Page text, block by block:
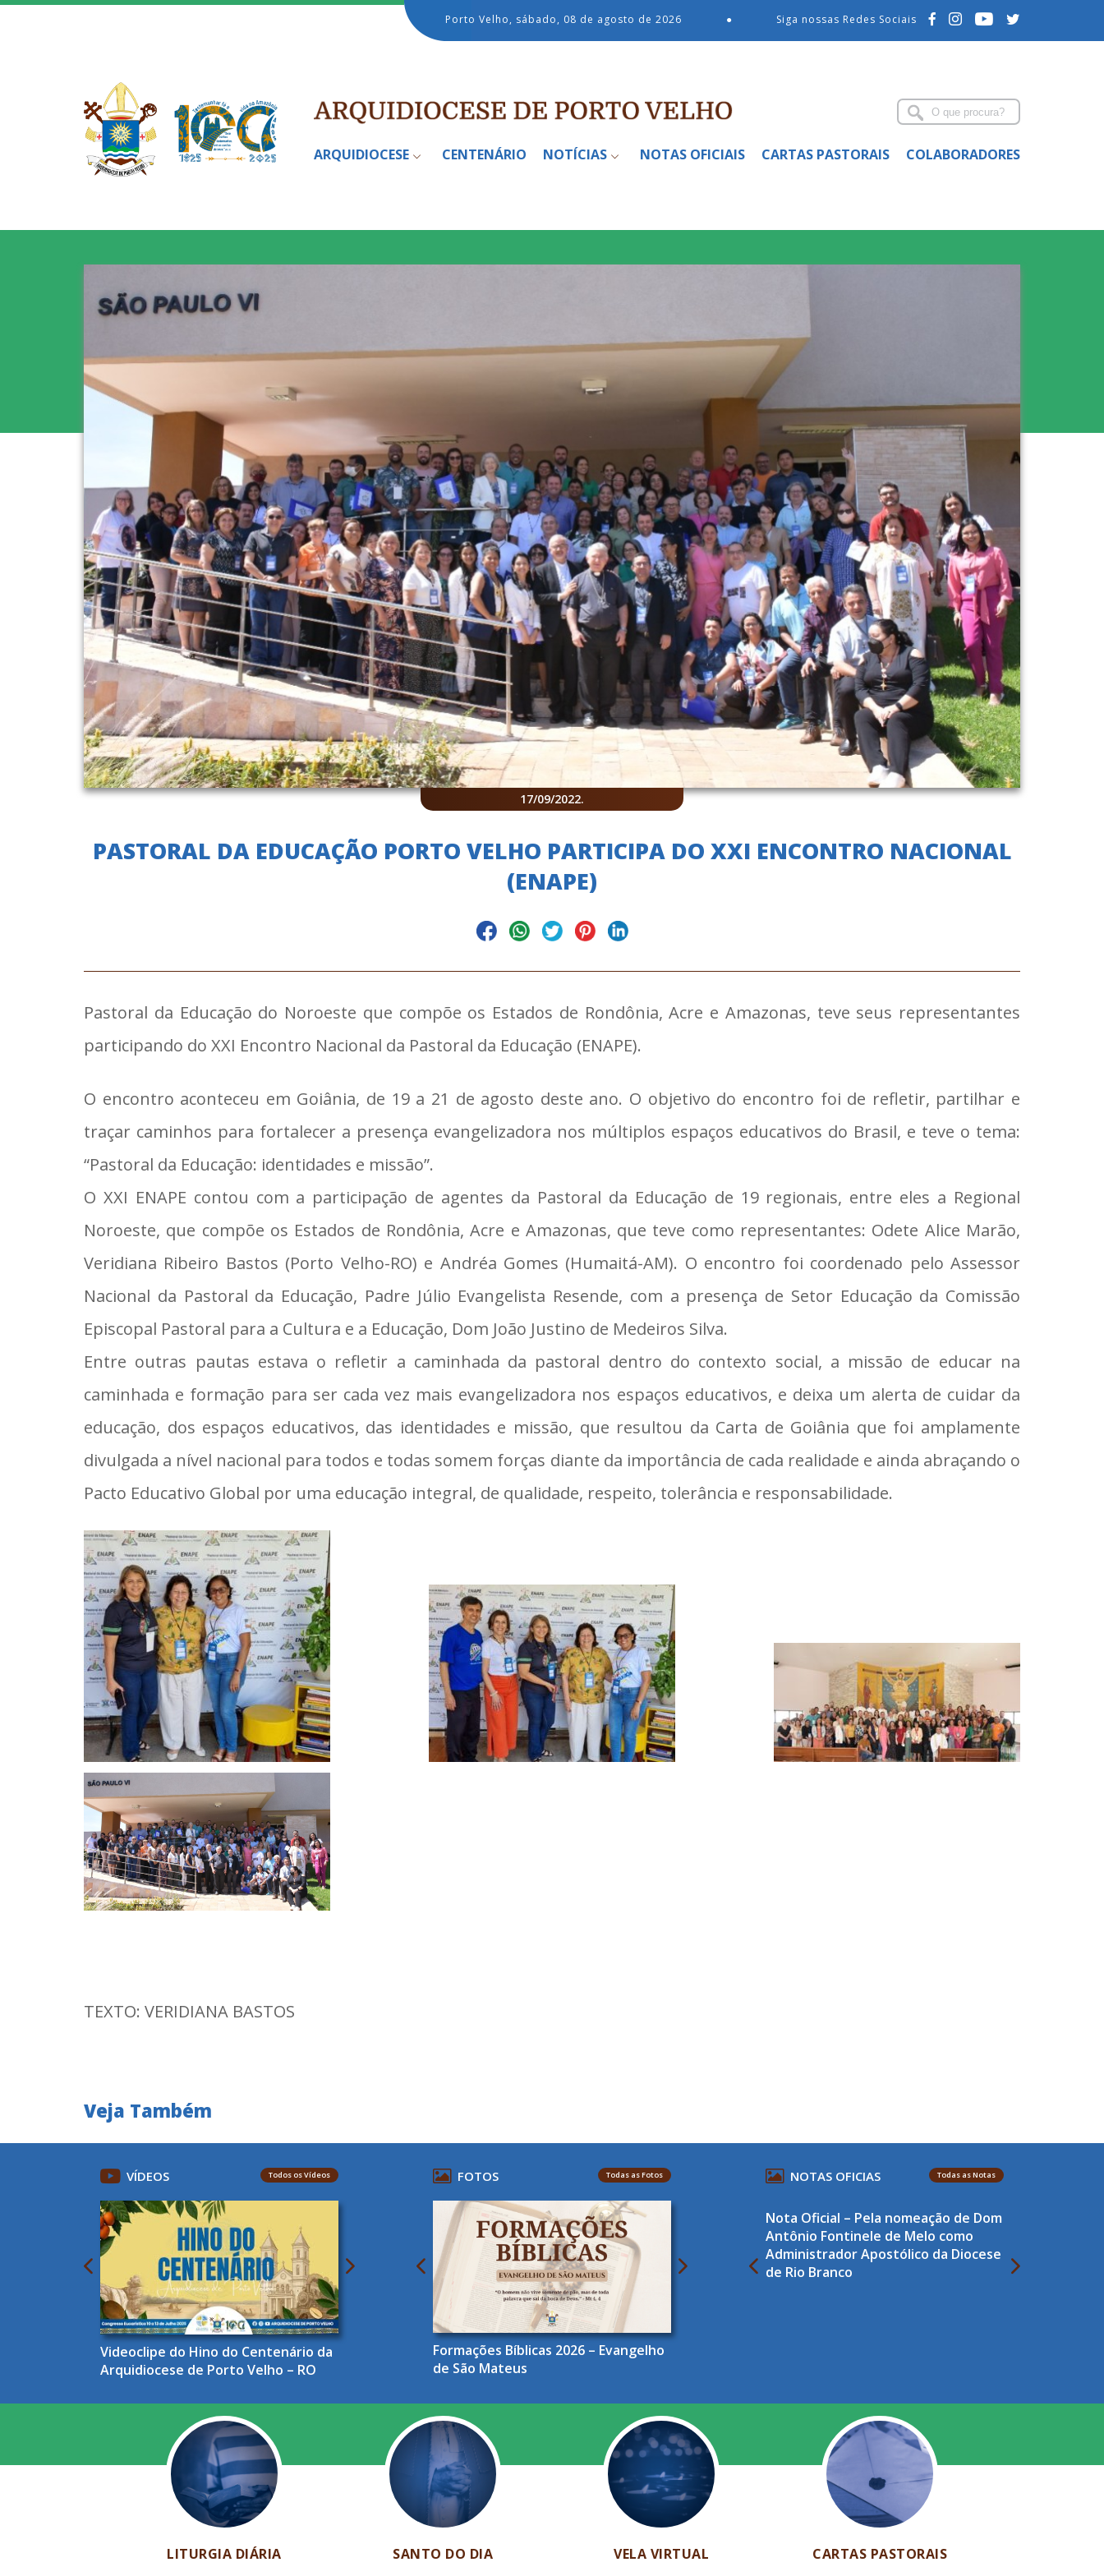
Porto Velho, sábado, 08 de agosto de 2026 ● Siga nossas Redes Sociais
ARQUIDIOCESE CENTENÁRIO NOTÍCIAS NOTAS OFICIAIS CARTAS PASTORAIS COLABORADORES
17/09/2022.
PASTORAL DA EDUCAÇÃO PORTO VELHO PARTICIPA DO XXI ENCONTRO NACIONAL
(ENAPE)
Pastoral da Educação do Noroeste que compõe os Estados de Rondônia, Acre e Amazonas, teve seus representantes
participando do XXI Encontro Nacional da Pastoral da Educação (ENAPE).
O encontro aconteceu em Goiânia, de 19 a 21 de agosto deste ano. O objetivo do encontro foi de refletir, partilhar e
traçar caminhos para fortalecer a presença evangelizadora nos múltiplos espaços educativos do Brasil, e teve o tema:
“Pastoral da Educação: identidades e missão”.
O XXI ENAPE contou com a participação de agentes da Pastoral da Educação de 19 regionais, entre eles a Regional
Noroeste, que compõe os Estados de Rondônia, Acre e Amazonas, que teve como representantes: Odete Alice Marão,
Veridiana Ribeiro Bastos (Porto Velho-RO) e Andréa Gomes (Humaitá-AM). O encontro foi coordenado pelo Assessor
Nacional da Pastoral da Educação, Padre Júlio Evangelista Resende, com a presença de Setor Educação da Comissão
Episcopal Pastoral para a Cultura e a Educação, Dom João Justino de Medeiros Silva.
Entre outras pautas estava o refletir a caminhada da pastoral dentro do contexto social, a missão de educar na
caminhada e formação para ser cada vez mais evangelizadora nos espaços educativos, e deixa um alerta de cuidar da
educação, dos espaços educativos, das identidades e missão, que resultou da Carta de Goiânia que foi amplamente
divulgada a nível nacional para todos e todas somem forças diante da importância de cada realidade e ainda abraçando o
Pacto Educativo Global por uma educação integral, de qualidade, respeito, tolerância e responsabilidade.
TEXTO: VERIDIANA BASTOS
Veja Também
VÍDEOS Todos os Vídeos
Videoclipe do Hino do Centenário da
Arquidiocese de Porto Velho – RO
FOTOS Todas as Fotos
Formações Bíblicas 2026 – Evangelho
de São Mateus
NOTAS OFICIAS Todas as Notas
Nota Oficial – Pela nomeação de Dom
Antônio Fontinele de Melo como
Administrador Apostólico da Diocese
de Rio Branco
LITURGIA DIÁRIA SANTO DO DIA VELA VIRTUAL CARTAS PASTORAIS